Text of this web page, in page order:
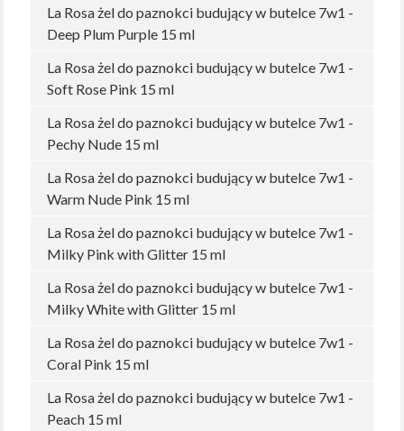
La Rosa żel do paznokci budujący w butelce 7w1 -
Deep Plum Purple 15 ml
La Rosa żel do paznokci budujący w butelce 7w1 -
Soft Rose Pink 15 ml
La Rosa żel do paznokci budujący w butelce 7w1 -
Pechy Nude 15 ml
La Rosa żel do paznokci budujący w butelce 7w1 -
Warm Nude Pink 15 ml
La Rosa żel do paznokci budujący w butelce 7w1 -
Milky Pink with Glitter 15 ml
La Rosa żel do paznokci budujący w butelce 7w1 -
Milky White with Glitter 15 ml
La Rosa żel do paznokci budujący w butelce 7w1 -
Coral Pink 15 ml
La Rosa żel do paznokci budujący w butelce 7w1 -
Peach 15 ml